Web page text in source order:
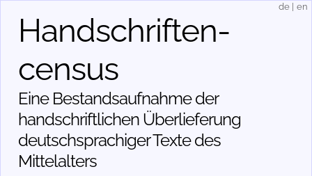
Handschriften­
census
Eine Bestandsaufnahme der
handschriftlichen Über­lieferung
deutschsprachiger Texte des
Mittelalters
de en